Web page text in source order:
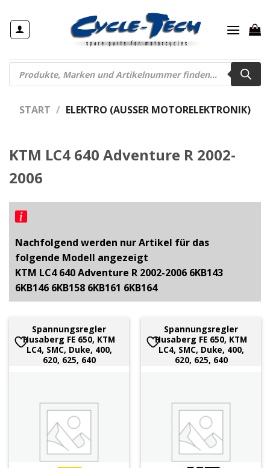
Inhalt
springen
Products
search
START / ELEKTRO (AUSSER MOTORELEKTRONIK)
KTM LC4 640 Adventure R 2002-
2006
Nachfolgend werden nur Artikel für das
folgende Modell angezeigt
KTM LC4 640 Adventure R 2002-2006 6KB143
6KB146 6KB158 6KB161 6KB164
Spannungsregler
Husaberg FE 650, KTM
LC4, SMC, Duke, 400,
620, 625, 640
Spannungsregler
Husaberg FE 650, KTM
LC4, SMC, Duke, 400,
620, 625, 640